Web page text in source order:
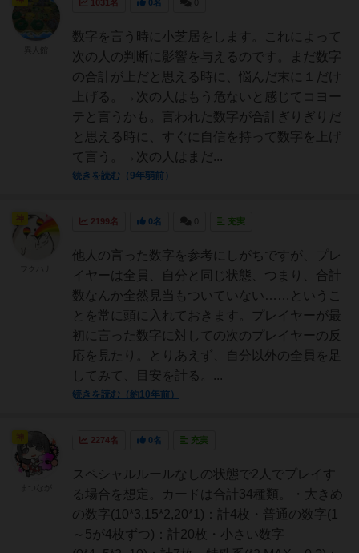
1031名 0名
数字を言う時に小芝居をします。これによって
次の人の判断に影響を与えるのです。まだ数字
の合計が上だと思える時に、悩んだ末に１だけ
上げる。→次の人はもう危ないと感じてコヨー
テと言うかも。言われた数字が合計ぎりぎりだ
と思える時に、すぐに自信を持って数字を上げ
て言う。→次の人はまだ...
続きを読む（9年弱前）
2199名 0名 充実
他人の言った数字を参考にしがちですが、プレ
イヤーは全員、自分と同じ状態、つまり、合計
数なんか全然見当もついていない……というこ
とを常に頭に入れておきます。プレイヤーが最
初に言った数字に対しての次のプレイヤーの反
応を見たり。とりあえず、自分以外の全員を足
してみて、目安を計る。...
続きを読む（約10年前）
2274名 0名 充実
スペシャルルールなしの状態で2人でプレイす
る場合を想定。カードは合計34種類。・大きめ
の数字(10*3,15*2,20*1)：計4枚・普通の数字(1
～5が4枚ずつ)：計20枚・小さい数字
神